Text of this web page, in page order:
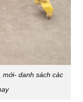
mới- danh sách các